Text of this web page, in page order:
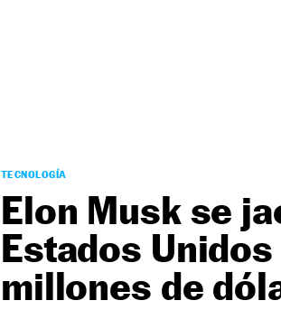
TECNOLOGÍA
Elon Musk se
Estados
millones de